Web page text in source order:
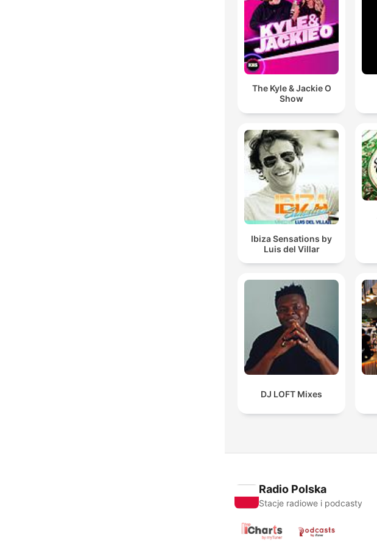
The Kyle & Jackie O
Show
Ibiza Sensations by
Luis del Villar
DJ LOFT Mixes
Radio Polska
Stacje radiowe i podcasty